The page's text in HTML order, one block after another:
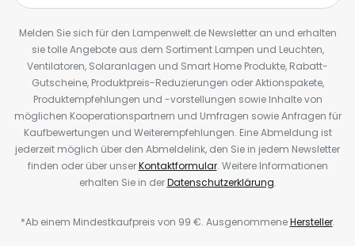
Melden Sie sich für den Lampenwelt.de Newsletter an und erhalten
sie tolle Angebote aus dem Sortiment Lampen und Leuchten,
Ventilatoren, Solaranlagen und Smart Home Produkte, Rabatt-
Gutscheine, Produktpreis-Reduzierungen oder Aktionspakete,
Produktempfehlungen und -vorstellungen sowie Inhalte von
möglichen Kooperationspartnern und Umfragen sowie Anfragen für
Kaufbewertungen und Weiterempfehlungen. Eine Abmeldung ist
jederzeit möglich über den Abmeldelink, den Sie in jedem Newsletter
finden oder über unserKontaktformular. Weitere Informationen
erhalten Sie in derDatenschutzerklärung.
*Ab einem Mindestkaufpreis von 99 €. AusgenommeneHersteller.